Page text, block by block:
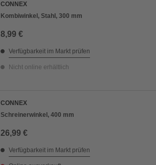
CONNEX
Kombiwinkel, Stahl, 300 mm
8,99 €
Verfügbarkeit im Markt prüfen
Nicht online erhältlich
CONNEX
Schreinerwinkel, 400 mm
26,99 €
Verfügbarkeit im Markt prüfen